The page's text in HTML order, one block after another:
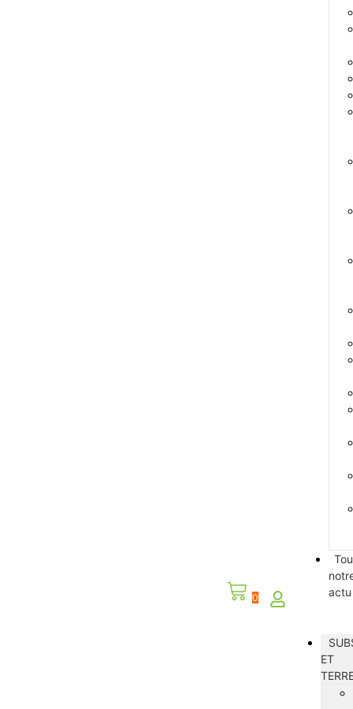
0
actu
ET